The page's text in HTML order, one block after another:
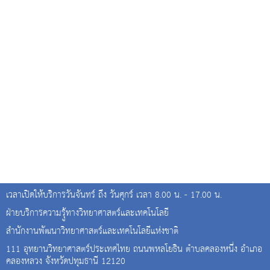
เวลาเปิดให้บริการวันจันทร์ ถึง วันศุกร์ เวลา 8.00 น. - 17.00 น.
ฝ่ายบริการความรุู้ทางวิทยาศาสตร์และเทคโนโลยี
สำนักงานพัฒนาวิทยาศาสตร์และเทคโนโลยีแห่งชาติ
111 อุทยานวิทยาศาสตร์ประเทศไทย ถนนพหลโยธิน ตำบลคลองหนึ่ง อำเภอ
คลองหลวง จังหวัดปทุมธานี 12120